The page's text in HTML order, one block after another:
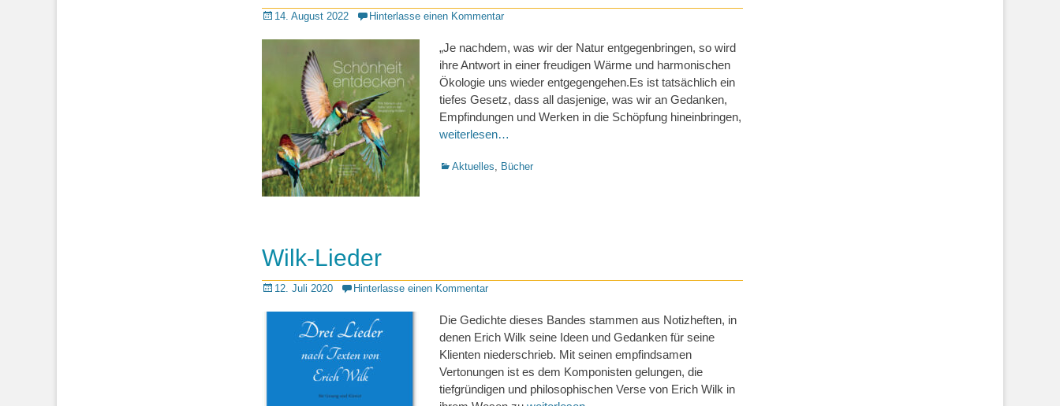
Posted
14. August 2022 Hinterlasse einen Kommentar
„Je nachdem, was wir der Natur entgegenbringen, so wird
ihre Antwort in einer freudigen Wärme und harmonischen
Ökologie uns wieder entgegengehen.Es ist tatsächlich ein
tiefes Gesetz, dass all dasjenige, was wir an Gedanken,
Empfindungen und Werken in die Schöpfung hineinbringen,
weiterlesen…
Kategorien
Aktuelles, Bücher
Wilk-Lieder
Posted
12. Juli 2020 Hinterlasse einen Kommentar
Die Gedichte dieses Bandes stammen aus Notizheften, in
denen Erich Wilk seine Ideen und Gedanken für seine
Klienten niederschrieb. Mit seinen empfindsamen
Vertonungen ist es dem Komponisten gelungen, die
tiefgründigen und philosophischen Verse von Erich Wilk in